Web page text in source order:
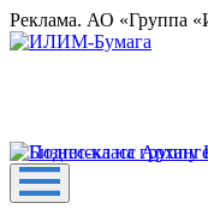
Реклама. АО «Группа